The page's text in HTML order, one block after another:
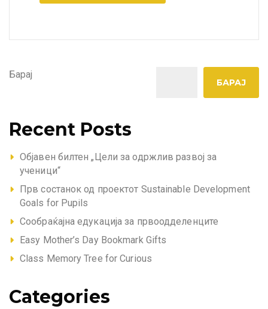
i
e
Барај
БАРАЈ
Recent Posts
Објавен билтен „Цели за одржлив развој за
ученици“
Прв состанок од проектот Sustainable Development
Goals for Pupils
Сообраќајна едукација за првоодделенците
Easy Mother’s Day Bookmark Gifts
Class Memory Tree for Curious
Categories